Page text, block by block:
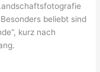
beliebt sind
kurz nach